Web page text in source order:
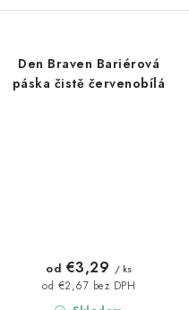
Den Braven Bariérová
páska čistě červenobílá
od €2,67 bez DPH
od €3,29 / ks